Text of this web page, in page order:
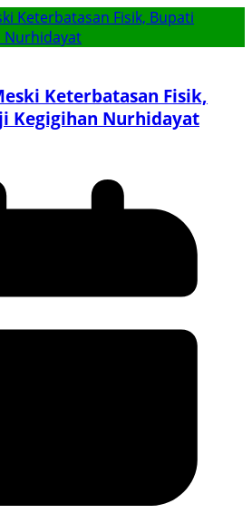
Keterbatasan Fisik,
Kegigihan Nurhidayat